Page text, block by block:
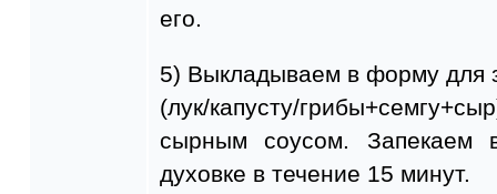
его.
5) Выкладываем в форму для
(лук/капусту/
сырным соусом. Запекаем
духовке в течение 15 минут.